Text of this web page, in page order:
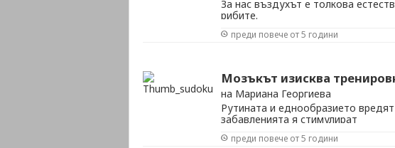
За нас въздухът е толкова
рибите.
преди повече от 5 години
Мозъкът изисква
на Мариана Георгиева
Рутината и еднообразието
забавленията я стимулират
преди повече от 5 години